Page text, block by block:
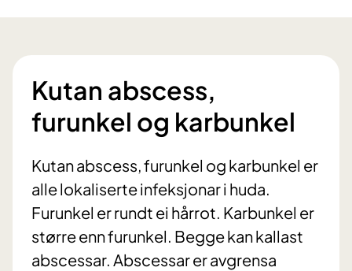
Kutan abscess,
furunkel og karbunkel
Kutan abscess, furunkel og karbunkel er
alle lokaliserte infeksjonar i huda.
Furunkel er rundt ei hårrot. Karbunkel er
større enn furunkel. Begge kan kallast
abscessar. Abscessar er avgrensa